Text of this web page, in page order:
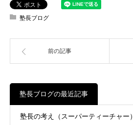
塾長ブログ
前の記事
塾長ブログの最近記事
塾長の考え（スーパーティーチャー）